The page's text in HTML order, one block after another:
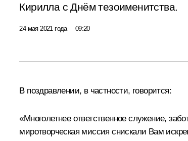
Кирилла с Днём тезоименитства.
24 мая 2021 года 09:20
В поздравлении, в частности, говорится:
«Многолетнее ответственное служение,
миротворческая миссия снискали Вам